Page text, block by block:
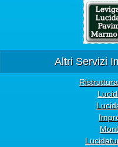
Altri Servizi